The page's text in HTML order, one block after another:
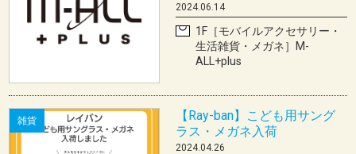
2024.06.14
1F［モバイルアクセサリー・
生活雑貨・メガネ］M-
ALL+plus
雑貨
【Ray-ban】こども用サング
ラス・メガネ入荷
2024.04.26